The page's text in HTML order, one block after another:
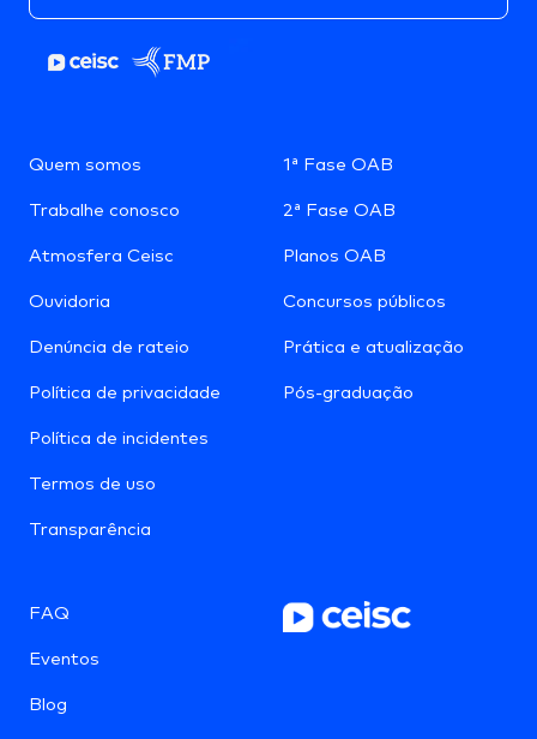
Quem somos
Trabalhe conosco
Atmosfera Ceisc
Ouvidoria
Denúncia de rateio
Política de privacidade
Política de incidentes
Termos de uso
Transparência
1ª Fase OAB
2ª Fase OAB
Planos OAB
Concursos públicos
Prática e atualização
Pós-graduação
FAQ
Eventos
Blog